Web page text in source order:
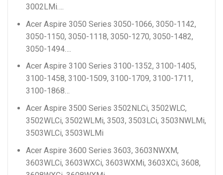
3002LMi….
Acer Aspire 3050 Series 3050-1066, 3050-1142,
3050-1150, 3050-1118, 3050-1270, 3050-1482,
3050-1494….
Acer Aspire 3100 Series 3100-1352, 3100-1405,
3100-1458, 3100-1509, 3100-1709, 3100-1711,
3100-1868…
Acer Aspire 3500 Series 3502NLCi, 3502WLC,
3502WLCi, 3502WLMi, 3503, 3503LCi, 3503NWLMi,
3503WLCi, 3503WLMi
Acer Aspire 3600 Series 3603, 3603NWXM,
3603WLCi, 3603WXCi, 3603WXMi, 3603XCi, 3608,